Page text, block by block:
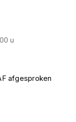
u
afgesproken